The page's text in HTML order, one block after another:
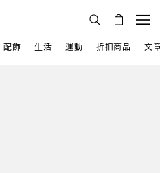
配飾 生活 運動 折扣商品 文